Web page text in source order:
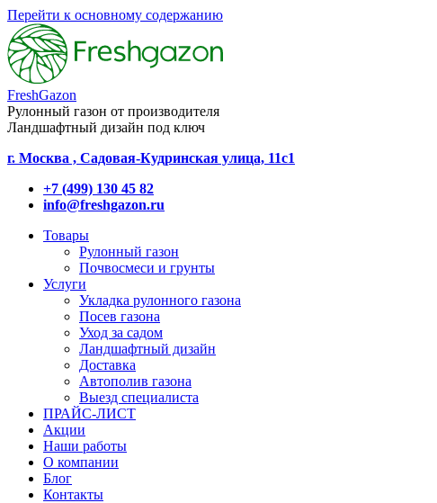
Перейти к основному содержанию
FreshGazon
Рулонный газон от производителя
Ландшафтный дизайн под ключ
г. Москва , Садовая-Кудринская улица, 11с1
+7 (499) 130 45 82
info@freshgazon.ru
Товары
Рулонный газон
Почвосмеси и грунты
Услуги
Укладка рулонного газона
Посев газона
Уход за садом
Ландшафтный дизайн
Доставка
Автополив газона
Выезд специалиста
ПРАЙС-ЛИСТ
Акции
Наши работы
О компании
Блог
Контакты